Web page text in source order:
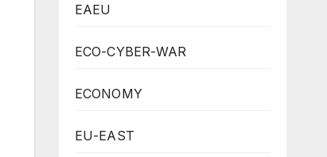
EAEU
ECO-CYBER-WAR
ECONOMY
EU-EAST